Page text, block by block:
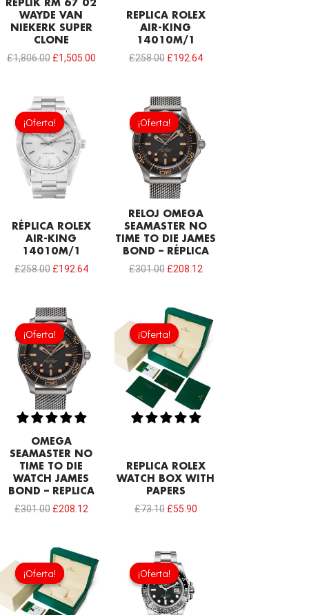
REPLIK RM 67 02
WAYDE VAN
NIEKERK SUPER
CLONE
£1,806.00 £1,505.00
REPLICA ROLEX
AIR-KING
14010M/1
£258.00 £192.64
¡Oferta!
¡Oferta!
RÉPLICA ROLEX
AIR-KING
14010M/1
£258.00
El
precio
original
era:
£258.00.
£192.64
¡Oferta!
¡Oferta!
RELOJ OMEGA
SEAMASTER NO
TIME TO DIE JAMES
BOND – RÉPLICA
£301.00
El
precio
original
era:
£301.00.
£208.12
es:
£208.12.
¡Oferta!
¡Oferta!
OMEGA
SEAMASTER NO
TIME TO DIE
WATCH JAMES
BOND – REPLICA
£301.00
El
precio
original
era:
£301.00.
£208.12
es:
£208.12.
¡Oferta!
¡Oferta!
REPLICA ROLEX
WATCH BOX WITH
PAPERS
£73.10
El
precio
original
era:
£73.10.
£55.90
El
precio
actual
es:
£55.90.
¡Oferta!
¡Oferta!
El
precio
original
era:
£73.10.
El
precio
actual
es:
£47.30.
¡Oferta!
¡Oferta!